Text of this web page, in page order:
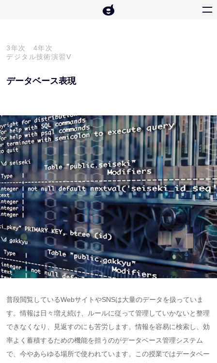
3年次 4年次
デジタル技術演習Ⅴ
データベース表現
普段閲覧しているWebサイトやSNSは大量のデータを扱っていま
す。情報は日々増え続け、ルールに従って管理していかないと整理
できなくなり、見返すのにも苦労します。情報を容易に検索し、効
率よく蓄積するための機能を担うのがデータベース管理システム
で、今やあらゆる場所で使われています。この授業ではデータベー